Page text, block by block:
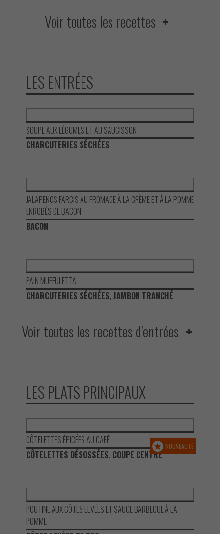
Voir toutes les recettes
LES ENTRÉES
SOUPE AUX LÉGUMES ET AU SAUCISSON
CHARCUTERIES SÉCHÉES
JALAPENOS FARCIS AU FROMAGE À LA CRÈME ET À LA POMME
ENROBÉS DE BACON
BACON
PAIN MUFFULETTA
CHARCUTERIES SÉCHÉES, JAMBON TRANCHÉ
Voir toutes les recettes d'entrées
LES PLATS PRINCIPAUX
NOUVEAUTÉ
CÔTELETTES ÉPICÉES AU CAFÉ
CÔTELETTES DÉSOSSÉES, COUPE CENTRE
POUTINE AUX CÔTES LEVÉES ET SAUCE BARBECUE À LA
POMME